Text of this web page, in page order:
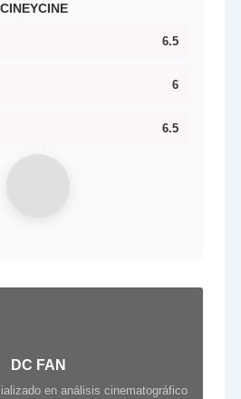
6.5
6
6.5
DC FAN
en análisis cinematográfico